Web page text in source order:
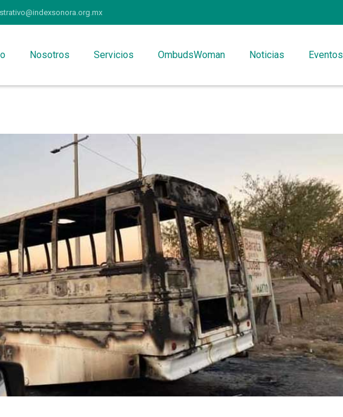
Nosotros Servicios OmbudsWoman Noticias Eventos